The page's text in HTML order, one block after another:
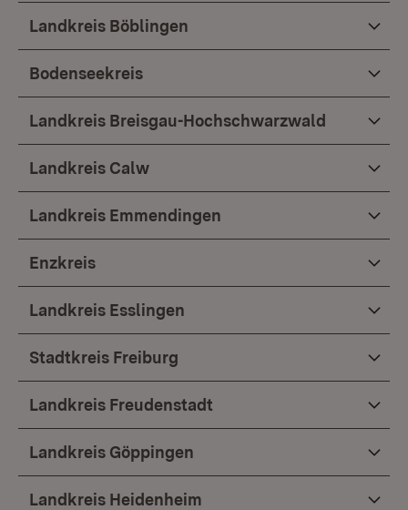
Landkreis Böblingen
Bodenseekreis
Landkreis Breisgau-Hochschwarzwald
Landkreis Calw
Landkreis Emmendingen
Enzkreis
Landkreis Esslingen
Stadtkreis Freiburg
Landkreis Freudenstadt
Landkreis Göppingen
Landkreis Heidenheim